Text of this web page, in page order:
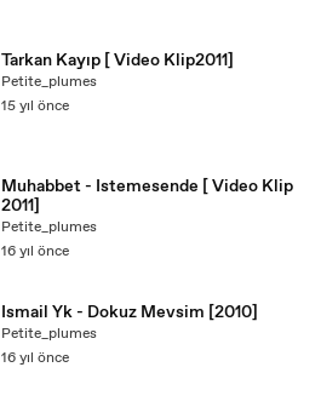
Tarkan Kayıp [ Video Klip2011]
Petite_plumes
15 yıl önce
Muhabbet - Istemesende [ Video Klip
2011]
Petite_plumes
16 yıl önce
Ismail Yk - Dokuz Mevsim [2010]
Petite_plumes
16 yıl önce